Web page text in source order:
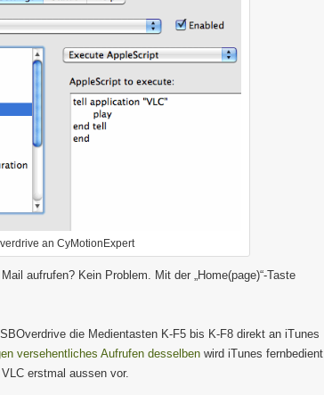
an CyMotionExpert
aufrufen? Kein Problem. Mit der „Home(page)“-Taste
die Medientasten K-F5 bis K-F8 direkt an iTunes
versehentliches Aufrufen desselben wird iTunes fernbedient
erstmal aussen vor.